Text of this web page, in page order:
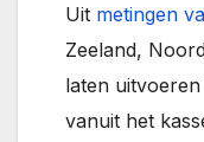
Uit metingen
Zeeland,
laten
vanuit het